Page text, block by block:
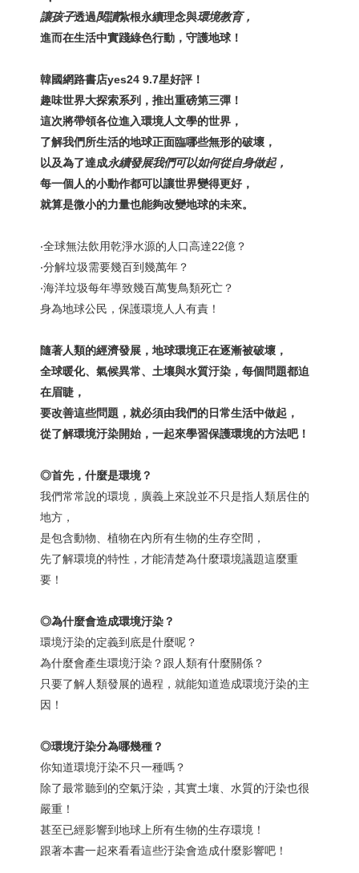
讓孩子透過閱讀紮根永續理念與環境教育，
進而在生活中實踐綠色行動，守護地球！
韓國網路書店yes24 9.7星好評！
趣味世界大探索系列，推出重磅第三彈！
這次將帶領各位進入環境人文學的世界，
了解我們所生活的地球正面臨哪些無形的破壞，
以及為了達成永續發展我們可以如何從自身做起，
每一個人的小動作都可以讓世界變得更好，
就算是微小的力量也能夠改變地球的未來。
‧全球無法飲用乾淨水源的人口高達22億？
‧分解垃圾需要幾百到幾萬年？
‧海洋垃圾每年導致幾百萬隻鳥類死亡？
身為地球公民，保護環境人人有責！
隨著人類的經濟發展，地球環境正在逐漸被破壞，
全球暖化、氣候異常、土壤與水質汙染，每個問題都迫
在眉睫，
要改善這些問題，就必須由我們的日常生活中做起，
從了解環境汙染開始， 一起來學習保護環境的方法吧！
◎首先，什麼是環境？
我們常常說的環境，廣義上來說並不只是指人類居住的
地方，
是包含動物、植物在內所有生物的生存空間，
先了解環境的特性，才能清楚為什麼環境議題這麼重
要！
◎為什麼會造成環境汙染？
環境汙染的定義到底是什麼呢？
為什麼會產生環境汙染？跟人類有什麼關係？
只要了解人類發展的過程，就能知道造成環境汙染的主
因！
◎環境汙染分為哪幾種？
你知道環境汙染不只一種嗎？
除了最常聽到的空氣汙染，其實土壤、水質的汙染也很
嚴重！
甚至已經影響到地球上所有生物的生存環境！
跟著本書一起來看看這些汙染會造成什麼影響吧！